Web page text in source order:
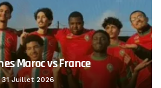
Maroc vs France
31 Juillet 2026